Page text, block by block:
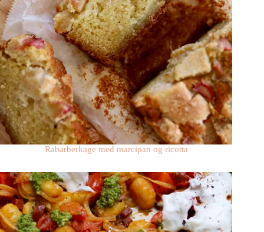
Rabarberkage med marcipan og ricotta